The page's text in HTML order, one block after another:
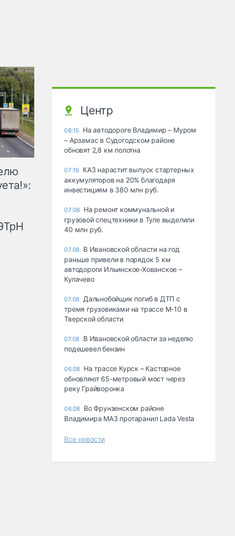
Центр
08:15 На автодороге Владимир – Муром
– Арзамас в Судогодском районе
обновят 2,8 км полотна
07:19 КАЗ нарастит выпуск стартерных
аккумуляторов на 20% благодаря
инвестициям в 380 млн руб.
07:06 На ремонт коммунальной и
грузовой спецтехники в Туле выделили
40 млн руб.
07.08 В Ивановской области на год
раньше привели в порядок 5 км
автодороги Ильинское-Хованское –
Кулачево
07.08 Дальнобойщик погиб в ДТП с
тремя грузовиками на трассе М-10 в
Тверской области
07.08 В Ивановской области за неделю
подешевел бензин
06.08 На трассе Курск – Касторное
обновляют 65-метровый мост через
реку Грайворонка
06.08 Во Фрунзенском районе
Владимира МАЗ протаранил Lada Vesta
Все новости